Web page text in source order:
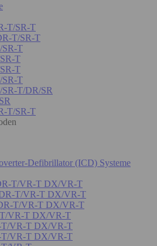
T/SR-T
T/SR-T
SR-T
T
T
SR-T
T/DR/SR
T/SR-T
Defibrillator (ICD) Systeme
T/VR-T DX/VR-T
T/VR-T DX/VR-T
T/VR-T DX/VR-T
VR-T DX/VR-T
T/VR-T DX/VR-T
T/VR-T DX/VR-T